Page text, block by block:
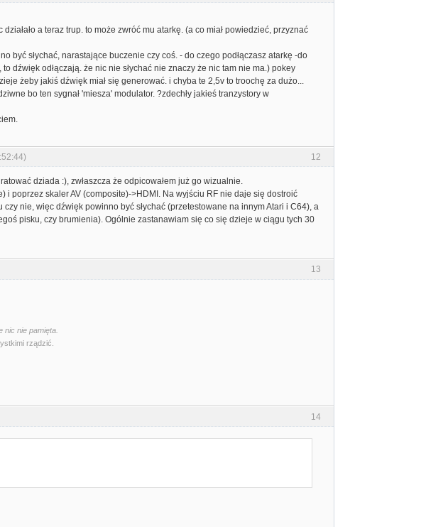
a teraz trup. to może zwróć mu atarkę. (a co miał powiedzieć, przyznać
być słychać, narastające buczenie czy coś. - do czego podłączasz atarkę -do
dźwięk odłączają. że nic nie słychać nie znaczy że nic tam nie ma.) pokey
żeby jakiś dźwięk miał się generować. i chyba te 2,5v to troochę za dużo...
bo ten sygnał 'miesza' modulator. ?zdechły jakieś tranzystory w
12
dziada :), zwłaszcza że odpicowałem już go wizualnie.
i poprzez skaler AV (composite)->HDMI. Na wyjściu RF nie daje się dostroić
nie, więc dźwięk powinno być słychać (przetestowane na innym Atari i C64), a
pisku, czy brumienia). Ogólnie zastanawiam się co się dzieje w ciągu tych 30
13
nie pamięta.
rządzić.
14